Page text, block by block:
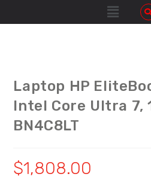
Laptop HP
Intel Core Ultra 7,
BN4C8LT
$1,808.00